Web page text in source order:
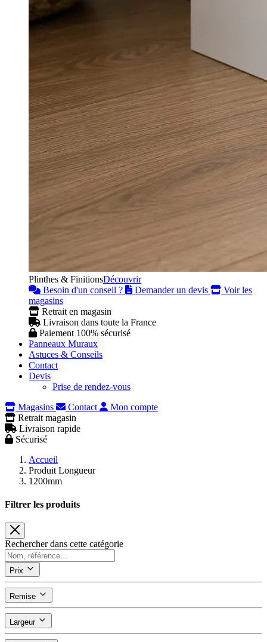
Plinthes & FinitionsDécouvrir
Besoin d'un conseil ?
Demander un devis
Voir les
magasins
Retrait en magasin
Livraison dans toute la France
Paiement 100% sécurisé
Panneaux Muraux
Astuces & Conseils
Contact
Devis
Prise de rendez-vous
Magasins
Contact
Mon compte
Retrait magasin
Livraison rapide
Sécurisé
Accueil
Produit Longueur
1200mm
Filtrer les produits
Rechercher dans cette catégorie
Prix
Remise
Largeur